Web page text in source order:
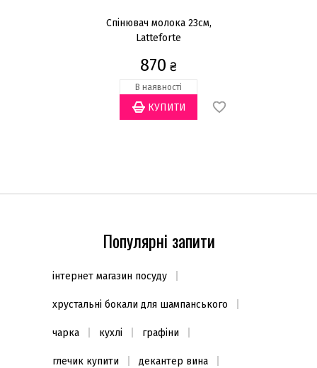
Спінювач молока 23см,
Latteforte
870 ₴
В наявності
Популярні запити
інтернет магазин посуду
хрустальні бокали для шампанського
чарка кухлі графіни
глечик купити декантер вина